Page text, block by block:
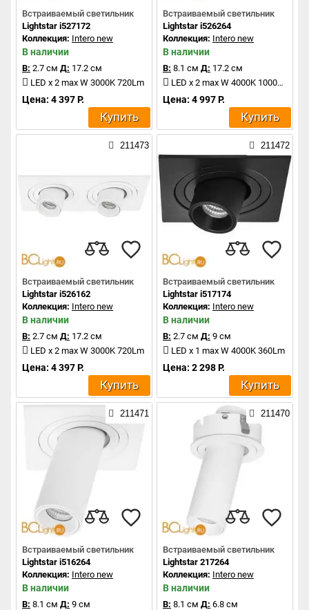
Встраиваемый светильник
Lightstar i527172
Коллекция: Intero new
В наличии
В: 2.7 см Д: 17.2 см
LED x 2 max W 3000K 720Lm
Цена: 4 397 Р.
Купить
Встраиваемый светильник
Lightstar i526264
Коллекция: Intero new
В наличии
В: 8.1 см Д: 17.2 см
LED x 2 max W 4000K 1000Lm
Цена: 4 997 Р.
Купить
211473
Встраиваемый светильник
Lightstar i526162
Коллекция: Intero new
В наличии
В: 2.7 см Д: 17.2 см
LED x 2 max W 3000K 720Lm
Цена: 4 397 Р.
Купить
211472
Встраиваемый светильник
Lightstar i517174
Коллекция: Intero new
В наличии
В: 2.7 см Д: 9 см
LED x 1 max W 4000K 360Lm
Цена: 2 298 Р.
Купить
211471
Встраиваемый светильник
Lightstar i516264
Коллекция: Intero new
В наличии
В: 8.1 см Д: 9 см
211470
Встраиваемый светильник
Lightstar 217264
Коллекция: Intero new
В наличии
В: 8.1 см Д: 6.8 см